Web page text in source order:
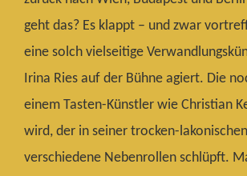
geht das? Es klappt – und zwar
eine solch vielseitige
Irina Ries auf der Bühne agiert. Die
einem Tasten-Künstler wie Christian
wird, der in seiner trocken-
verschiedene Nebenrollen schlüpft.